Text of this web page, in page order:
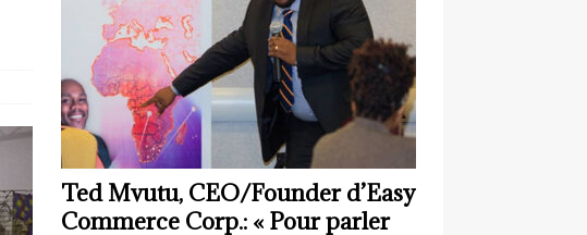
Ted Mvutu, CEO/Founder d’Easy
Commerce Corp.: « Pour parler